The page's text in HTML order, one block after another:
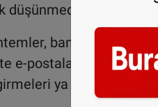
düşünmeden harekete
banka adı
e-postalarda da
ya da zararlı